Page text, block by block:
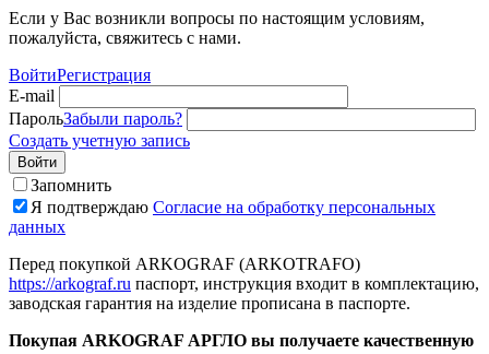
Если у Вас возникли вопросы по настоящим условиям,
пожалуйста, свяжитесь с нами.
ВойтиРегистрация
E-mail
ПарольЗабыли пароль?
Создать учетную запись
Войти
Запомнить
Я подтверждаю Согласие на обработку персональных
данных
Перед покупкой ARKOGRAF (ARKOTRAFO)
https://arkograf.ru паспорт, инструкция входит в комплектацию,
заводская гарантия на изделие прописана в паспорте.
Покупая ARKOGRAF АРГЛО вы получаете качественную